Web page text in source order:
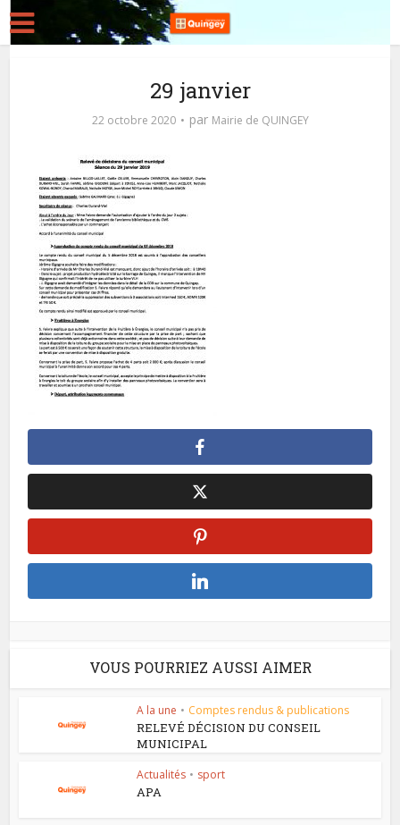
29 janvier
22 octobre 2020 par Mairie de QUINGEY
VOUS POURRIEZ AUSSI AIMER
A la une • Comptes rendus & publications
RELEVÉ DÉCISION DU CONSEIL
MUNICIPAL
Actualités • sport
APA